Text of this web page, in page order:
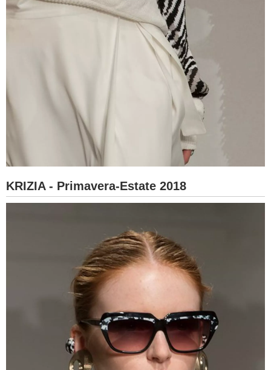
KRIZIA - Primavera-Estate 2018